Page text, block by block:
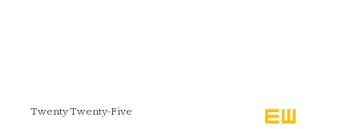
Twenty Twenty-Five